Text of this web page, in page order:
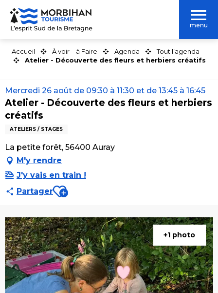
Aller
contenu
menu
Accueil À voir – à Faire Agenda
Tout l’agenda
Atelier - Découverte des fleurs et herbiers créatifs
Mercredi 26 août de 09:30 à 11:30 et de 13:45 à 16:45
Atelier - Découverte des fleurs et herbiers
créatifs
ATELIERS / STAGES
La petite forêt, 56400 Auray
M'y rendre
J'y vais en train !
PartagerAjouter aux favoris
+1 photo